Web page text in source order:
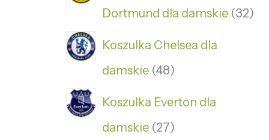
Dortmund dla damskie 32
Koszulka Chelsea dla
damskie 48
Koszulka Everton dla
damskie 27